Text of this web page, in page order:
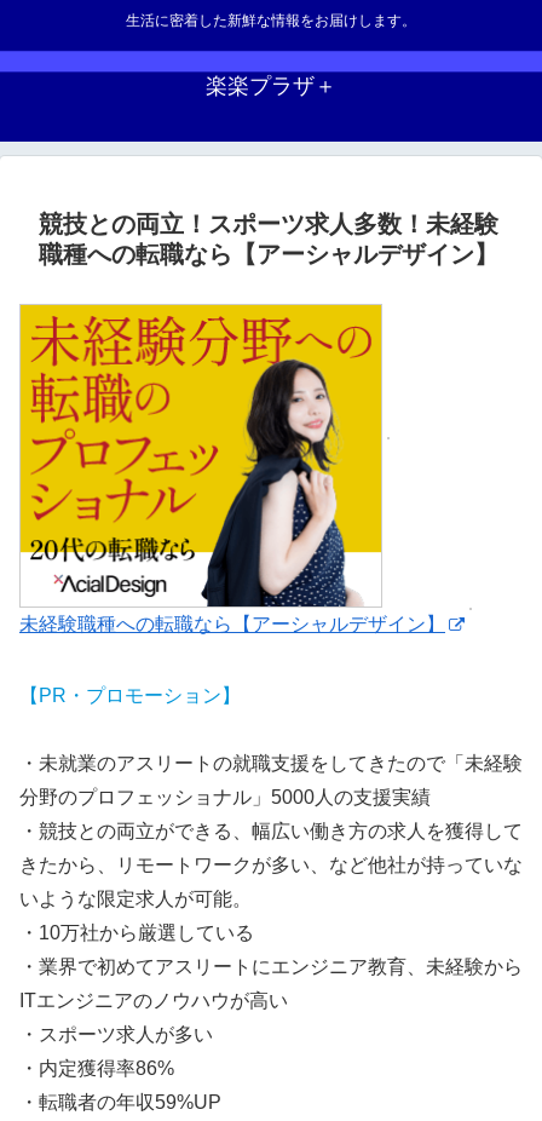
生活に密着した新鮮な情報をお届けします。
楽楽プラザ＋
競技との両立！スポーツ求人多数！未経験
職種への転職なら【アーシャルデザイン】
未経験職種への転職なら【アーシャルデザイン】
【PR・プロモーション】
・未就業のアスリートの就職支援をしてきたので「未経験
分野のプロフェッショナル」5000人の支援実績
・競技との両立ができる、幅広い働き方の求人を獲得して
きたから、リモートワークが多い、など他社が持っていな
いような限定求人が可能。
・10万社から厳選している
・業界で初めてアスリートにエンジニア教育、未経験から
ITエンジニアのノウハウが高い
・スポーツ求人が多い
・内定獲得率86%
・転職者の年収59%UP